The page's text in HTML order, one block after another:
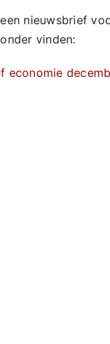
nieuwsbrief
vinden:
economie